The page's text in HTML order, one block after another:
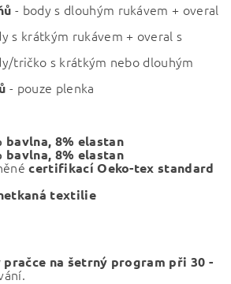
- body s dlouhým rukávem + overal
s krátkým rukávem + overal s
tričko s krátkým nebo dlouhým
- pouze plenka
bavlna, 8% elastan
bavlna, 8% elastan
certifikací Oeko-tex standard
textilie
pračce na šetrný program při 30 -